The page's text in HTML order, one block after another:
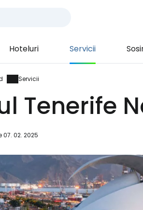
Hoteluri Servicii
Servicii
Tenerife
02. 2025